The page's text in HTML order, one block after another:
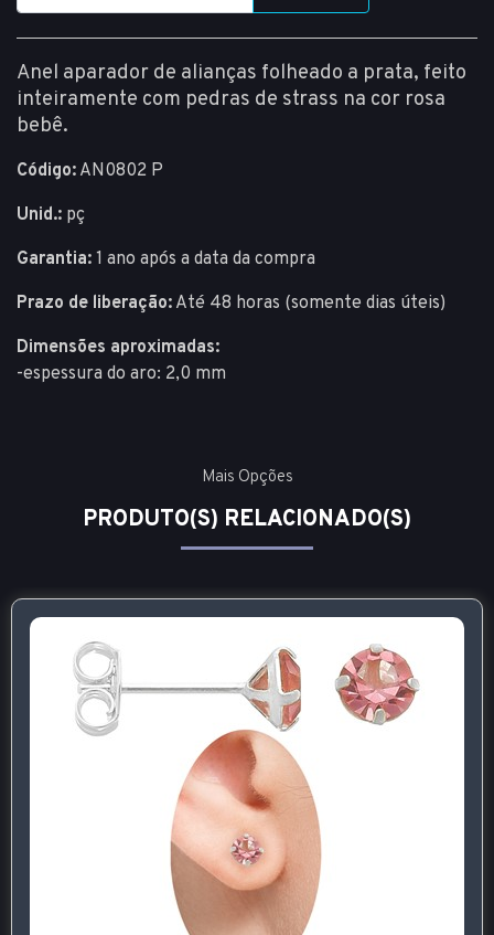
Anel aparador de alianças folheado a prata, feito
inteiramente com pedras de strass na cor rosa
bebê.
Código: AN0802 P
Unid.: pç
Garantia: 1 ano após a data da compra
Prazo de liberação: Até 48 horas (somente dias úteis)
Dimensões aproximadas:
-espessura do aro: 2,0 mm
Mais Opções
PRODUTO(S) RELACIONADO(S)